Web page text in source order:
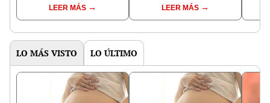
LEER MÁS
comunesLEER MÁS
LO MÁS VISTO LO ÚLTIMO